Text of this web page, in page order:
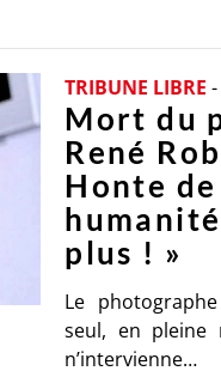
TRIBUNE LIBRE -
Mort du
René
Honte
plus ! »
Le
seul, en pleine
n’intervienne…